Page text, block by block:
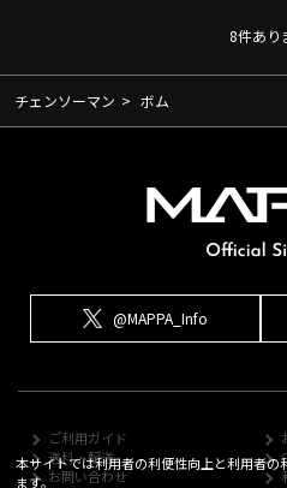
8件あり
チェンソーマン > ボム
@MAPPA_Info
ご利用ガイド
送料・配送
お問い合わせ
本サイトでは利用者の利便性向上と利用者
ます。